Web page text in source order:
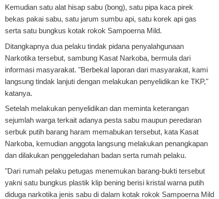
Kemudian satu alat hisap sabu (bong), satu pipa kaca pirek
bekas pakai sabu, satu jarum sumbu api, satu korek api gas
serta satu bungkus kotak rokok Sampoerna Mild.
Ditangkapnya dua pelaku tindak pidana penyalahgunaan
Narkotika tersebut, sambung Kasat Narkoba, bermula dari
informasi masyarakat. "Berbekal laporan dari masyarakat, kami
langsung tindak lanjuti dengan melakukan penyelidikan ke TKP,"
katanya.
Setelah melakukan penyelidikan dan meminta keterangan
sejumlah warga terkait adanya pesta sabu maupun peredaran
serbuk putih barang haram memabukan tersebut, kata Kasat
Narkoba, kemudian anggota langsung melakukan penangkapan
dan dilakukan penggeledahan badan serta rumah pelaku.
"Dari rumah pelaku petugas menemukan barang-bukti tersebut
yakni satu bungkus plastik klip bening berisi kristal warna putih
diduga narkotika jenis sabu di dalam kotak rokok Sampoerna Mild